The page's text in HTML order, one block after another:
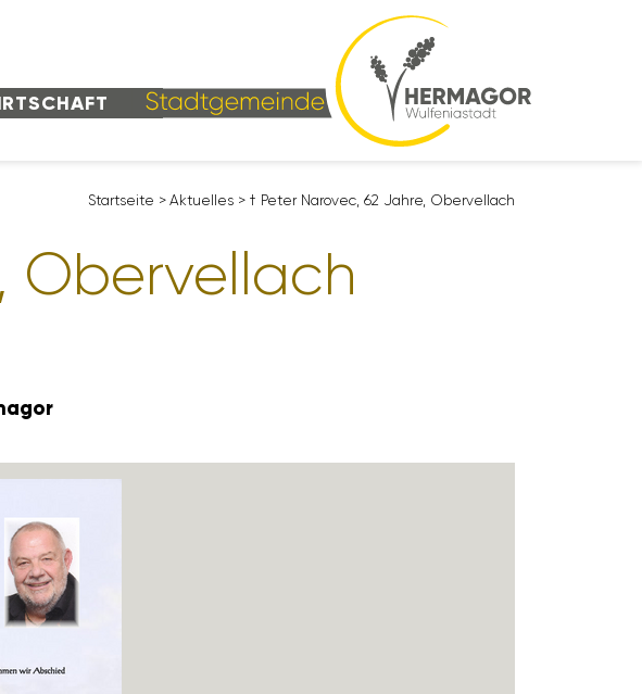
Start­seite > Aktu­elles > † Peter Narovec, 62 Jahre, Ober­vel­lach
Ober­vel­lach